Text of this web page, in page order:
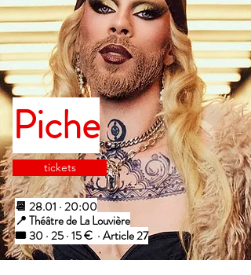
Piche
tickets
📆 28.01 · 20:00
📍 Théâtre de La Louvière
🎟️ 30 · 25 · 15 € · Article 27